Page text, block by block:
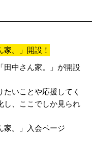
。」開設！
田中さん家。」が開設
たいことや応援してく
し、ここでしか見られ
家。」入会ページ